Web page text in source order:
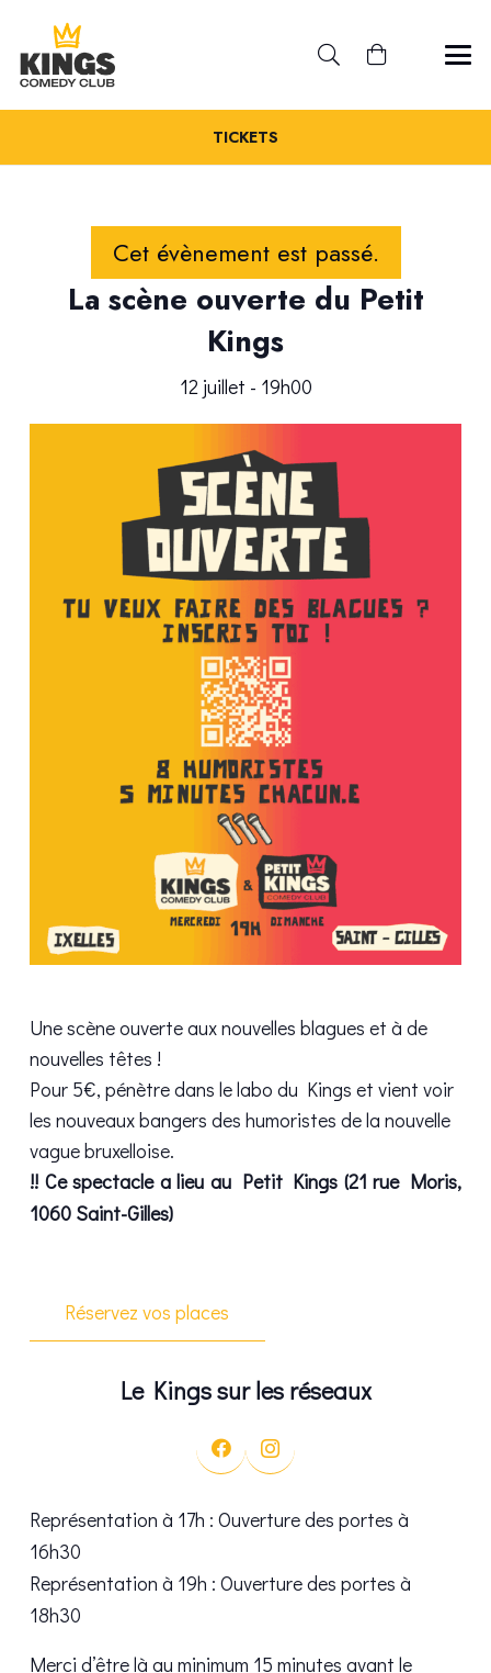
TICKETS
Cet évènement est passé.
La scène ouverte du Petit
Kings
12 juillet - 19h00
Une scène ouverte aux nouvelles blagues et à de
nouvelles têtes !
Pour 5€, pénètre dans le labo du Kings et vient voir
les nouveaux bangers des humoristes de la nouvelle
vague bruxelloise.
!! Ce spectacle a lieu au Petit Kings (21 rue Moris,
1060 Saint-Gilles)
Réservez vos places
Le Kings sur les réseaux
Représentation à 17h : Ouverture des portes à
16h30
Représentation à 19h : Ouverture des portes à
18h30
Merci d’être là au minimum 15 minutes avant le